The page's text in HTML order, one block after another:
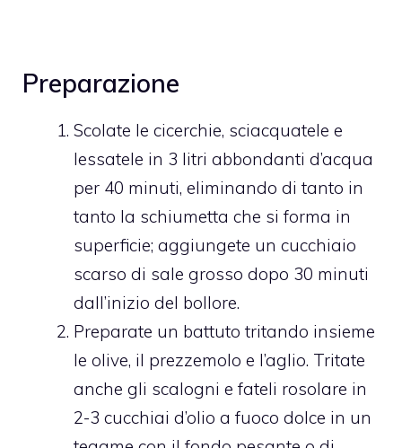
Preparazione
Scolate le cicerchie, sciacquatele e
lessatele in 3 litri abbondanti d’acqua
per 40 minuti, eliminando di tanto in
tanto la schiumetta che si forma in
superficie; aggiungete un cucchiaio
scarso di sale grosso dopo 30 minuti
dall’inizio del bollore.
Preparate un battuto tritando insieme
le olive, il prezzemolo e l’aglio. Tritate
anche gli scalogni e fateli rosolare in
2-3 cucchiai d’olio a fuoco dolce in un